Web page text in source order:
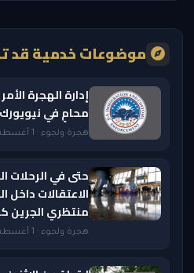
موضوعات خدمية قد
إدارة الهجرة
محامٍ في نيويورك 470584 دولاراً
هجرة ولجوء · 1 أغسطس 2026 — 7:10 PM
الاعتقالات
منتظري الجرين
هجرة ولجوء · 1 أغسطس 2026 — 12:51 PM